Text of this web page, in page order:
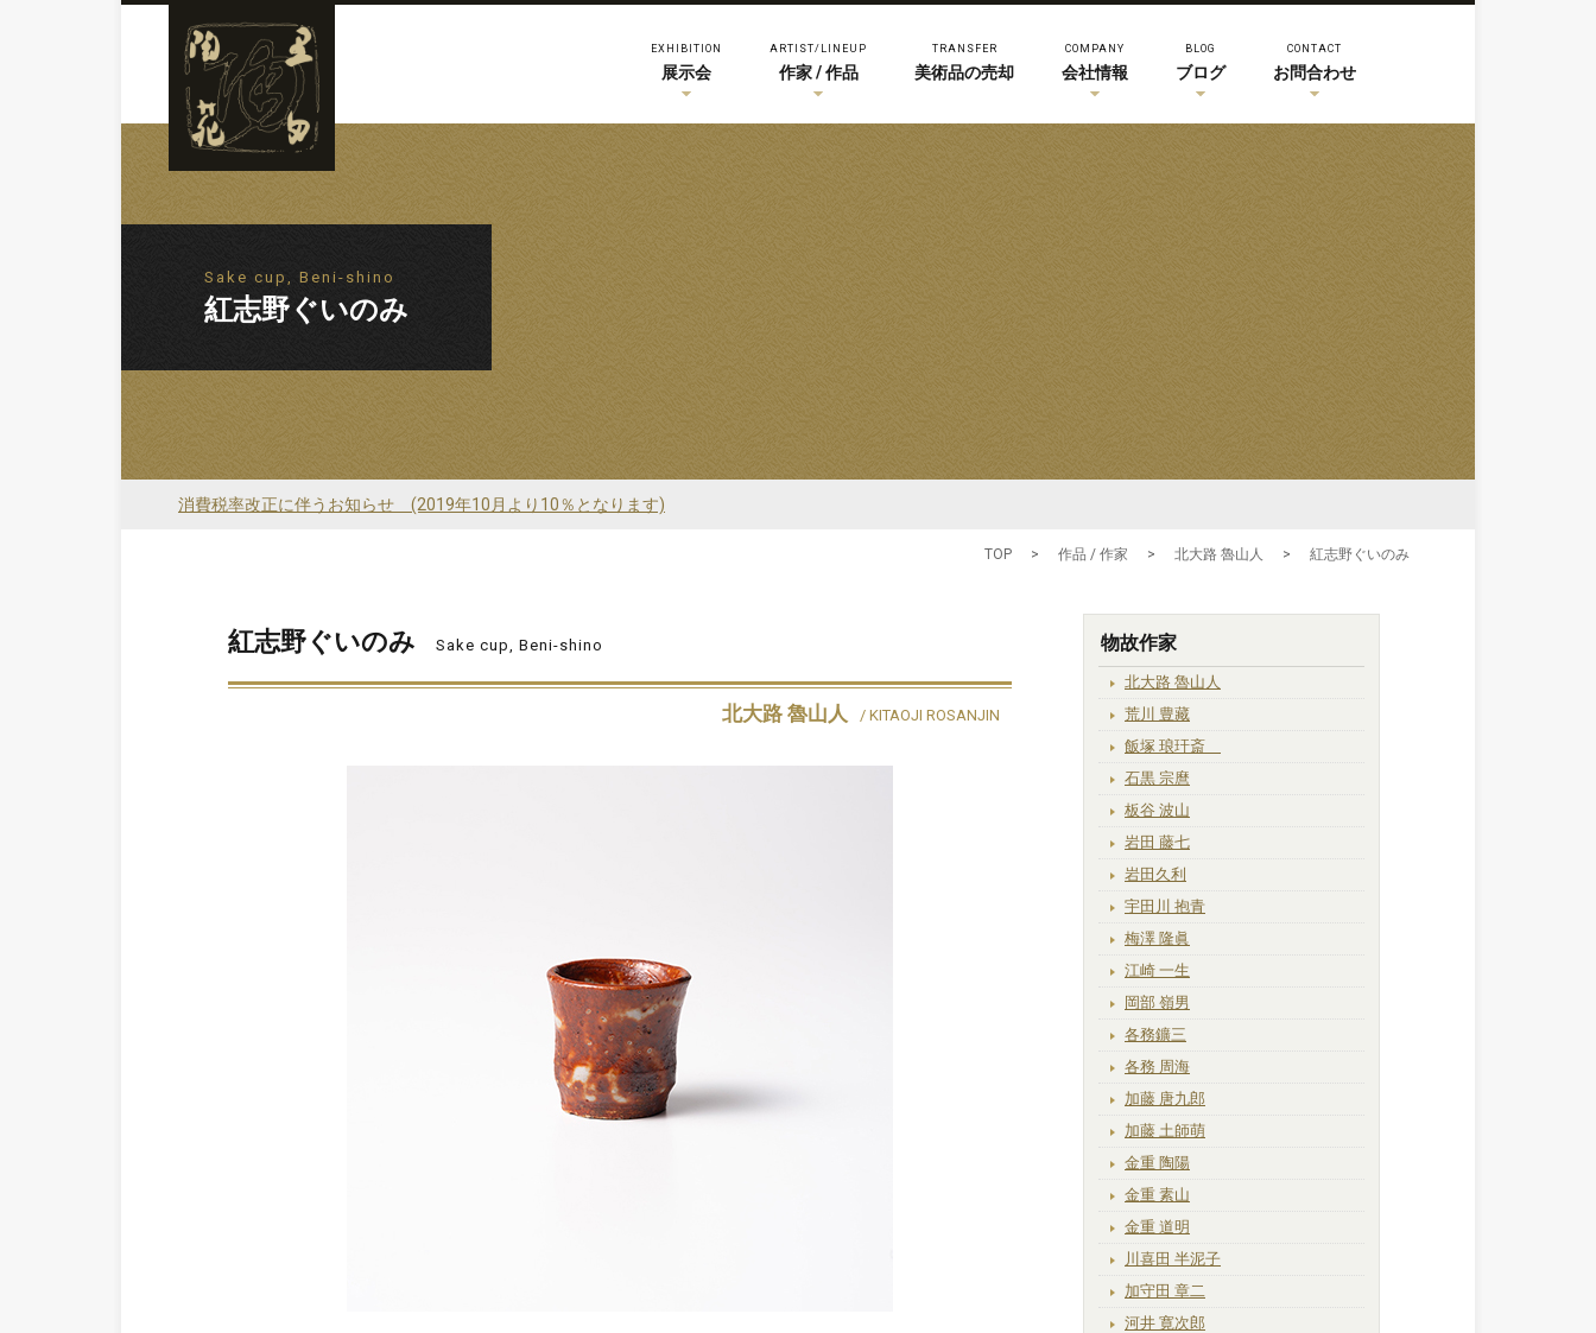
EXHIBITION
展示会
ARTIST/LINEUP
作家 / 作品
TRANSFER
美術品の売却
COMPANY
会社情報
BLOG
ブログ
CONTACT
お問合わせ
Sake cup, Beni-shino
紅志野ぐいのみ
消費税率改正に伴うお知らせ (2019年10月より10％となります)
TOP > 作品 / 作家 > 北大路 魯山人 > 紅志野ぐいのみ
紅志野ぐいのみ Sake cup, Beni-shino
北大路 魯山人 / KITAOJI ROSANJIN
物故作家
北大路 魯山人
荒川 豊藏
飯塚 琅玕斎
石黒 宗麿
板谷 波山
岩田 藤七
岩田久利
宇田川 抱青
梅澤 隆眞
江崎 一生
岡部 嶺男
各務鑛三
各務 周海
加藤 唐九郎
加藤 土師萌
金重 陶陽
金重 素山
金重 道明
川喜田 半泥子
加守田 章二
河井 寛次郎